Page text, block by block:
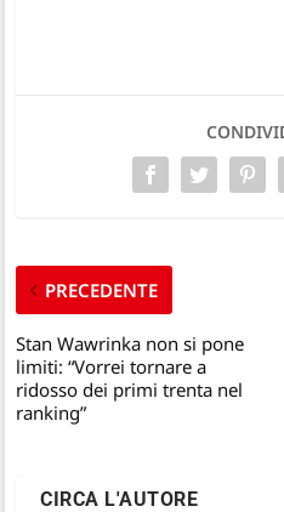
PRECEDENTE
Stan Wawrinka non si pone
limiti: “Vorrei tornare a
ridosso dei primi trenta nel
ranking”
CIRCA L'AUTORE